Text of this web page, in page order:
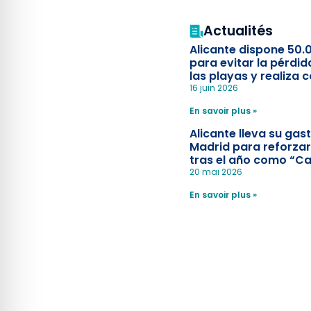
Actualités
Alicante dispone
para evitar la
las playas y realiza
simulacro de
16 juin 2026
En savoir plus »
Alicante lleva su
Madrid para
tras el año como
Española”
20 mai 2026
En savoir plus »